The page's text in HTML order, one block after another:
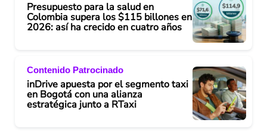
Presupuesto para la salud en
Colombia supera los $115 billones en
2026: así ha crecido en cuatro años
Contenido Patrocinado
inDrive apuesta por el segmento taxi
en Bogotá con una alianza
estratégica junto a RTaxi